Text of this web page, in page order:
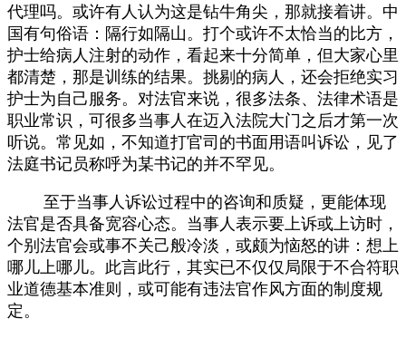
代理吗。或许有人认为这是钻牛角尖，那就接着讲。中
国有句俗语：隔行如隔山。打个或许不太恰当的比方，
护士给病人注射的动作，看起来十分简单，但大家心里
都清楚，那是训练的结果。挑剔的病人，还会拒绝实习
护士为自己服务。对法官来说，很多法条、法律术语是
职业常识，可很多当事人在迈入法院大门之后才第一次
听说。常见如，不知道打官司的书面用语叫诉讼，见了
法庭书记员称呼为某书记的并不罕见。
至于当事人诉讼过程中的咨询和质疑，更能体现
法官是否具备宽容心态。当事人表示要上诉或上访时，
个别法官会或事不关己般冷淡，或颇为恼怒的讲：想上
哪儿上哪儿。此言此行，其实已不仅仅局限于不合符职
业道德基本准则，或可能有违法官作风方面的制度规
定。